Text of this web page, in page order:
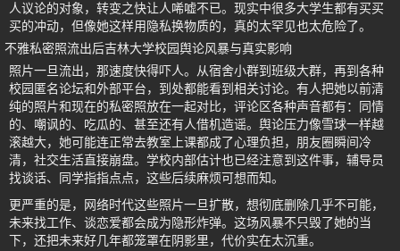
人议论的对象，转变之快让人唏嘘不已。现实中很多大学生都有买买
买的冲动，但像她这样用隐私换物质的，真的太罕见也太危险了。
不雅私密照流出后吉林大学校园舆论风暴与真实影响
照片一旦流出，那速度快得吓人。从宿舍小群到班级大群，再到各种
校园匿名论坛和外部平台，到处都能看到相关讨论。有人把她以前清
纯的照片和现在的私密照放在一起对比，评论区各种声音都有：同情
的、嘲讽的、吃瓜的、甚至还有人借机造谣。舆论压力像雪球一样越
滚越大，她可能连正常去教室上课都成了心理负担，朋友圈瞬间冷
清，社交生活直接崩盘。学校内部估计也已经注意到这件事，辅导员
找谈话、同学指指点点，这些后续麻烦可想而知。
更严重的是，网络时代这些照片一旦扩散，想彻底删除几乎不可能，
未来找工作、谈恋爱都会成为隐形炸弹。这场风暴不只毁了她的当
下，还把未来好几年都笼罩在阴影里，代价实在太沉重。